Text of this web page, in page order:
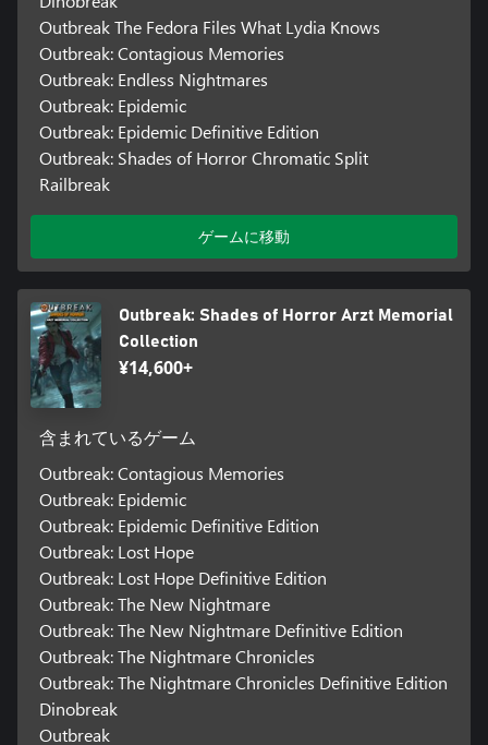
Outbreak The Fedora Files What Lydia Knows
Outbreak: Contagious Memories
Outbreak: Endless Nightmares
Outbreak: Epidemic
Outbreak: Epidemic Definitive Edition
Outbreak: Shades of Horror Chromatic Split
Railbreak
ゲームに移動
Outbreak: Shades of Horror Arzt Memorial
Collection
¥14,600+
含まれているゲーム
Outbreak: Contagious Memories
Outbreak: Epidemic
Outbreak: Epidemic Definitive Edition
Outbreak: Lost Hope
Outbreak: Lost Hope Definitive Edition
Outbreak: The New Nightmare
Outbreak: The New Nightmare Definitive Edition
Outbreak: The Nightmare Chronicles
Outbreak: The Nightmare Chronicles Definitive Edition
Dinobreak
Outbreak